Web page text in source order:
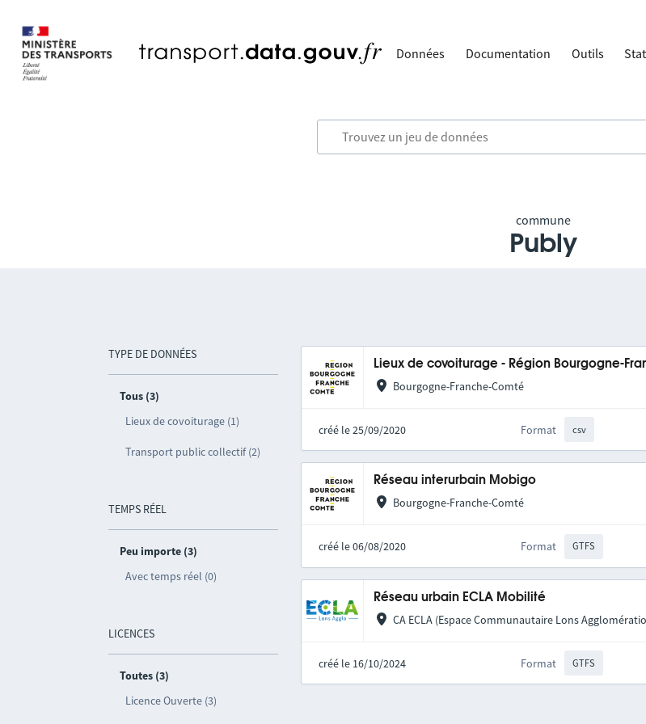
Données Documentation Outils
commune
Publy
TYPE DE DONNÉES
Tous (3)
Lieux de covoiturage (1)
Transport public collectif (2)
TEMPS RÉEL
Peu importe (3)
Avec temps réel (0)
LICENCES
Toutes (3)
Licence Ouverte (3)
Lieux de covoiturage - Région Bourgogne-
Bourgogne-Franche-Comté
créé le 25/09/2020 Format csv
Réseau interurbain Mobigo
Bourgogne-Franche-Comté
créé le 06/08/2020 Format GTFS
Réseau urbain ECLA Mobilité
CA ECLA (Espace Communautaire Lons
créé le 16/10/2024 Format GTFS